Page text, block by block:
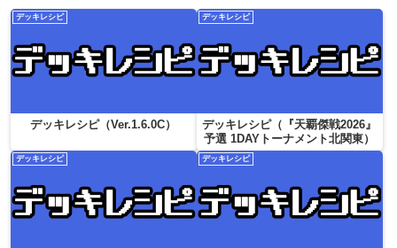
デッキレシピ
デッキレシピ（Ver.1.6.0C）
デッキレシピ
デッキレシピ（『天覇傑戦2026』
予選 1DAYトーナメント北関東）
デッキレシピ デッキレシピ